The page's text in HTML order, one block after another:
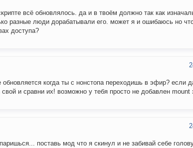
всё обновлялось. да и в твоём должно так как
разные люди дорабатывали его. может я и ошибаюсь но
доступа?
обновляется когда ты с нонстопа переходишь в эфир? если
свой и сравни их! возможно у тебя просто не добавлен
поставь мод что я скинул и не забивай себе